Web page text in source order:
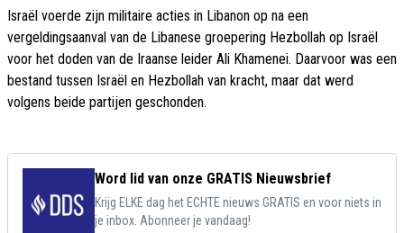
Israël voerde zijn militaire acties in Libanon op na een
vergeldingsaanval van de Libanese groepering Hezbollah op Israël
voor het doden van de Iraanse leider Ali Khamenei. Daarvoor was een
bestand tussen Israël en Hezbollah van kracht, maar dat werd
volgens beide partijen geschonden.
Word lid van onze GRATIS Nieuwsbrief
Krijg ELKE dag het ECHTE nieuws GRATIS en voor niets in
je inbox. Abonneer je vandaag!